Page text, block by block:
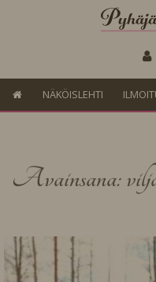
NÄKÖISLEHTI
Avainsana: